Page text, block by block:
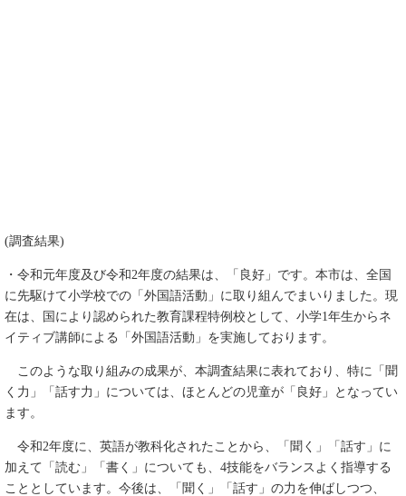
(調査結果)
・令和元年度及び令和2年度の結果は、「良好」です。本市は、全国
に先駆けて小学校での「外国語活動」に取り組んでまいりました。現
在は、国により認められた教育課程特例校として、小学1年生からネ
イティブ講師による「外国語活動」を実施しております。
このような取り組みの成果が、本調査結果に表れており、特に「聞
く力」「話す力」については、ほとんどの児童が「良好」となってい
ます。
令和2年度に、英語が教科化されたことから、「聞く」「話す」に
加えて「読む」「書く」についても、4技能をバランスよく指導する
こととしています。今後は、「聞く」「話す」の力を伸ばしつつ、